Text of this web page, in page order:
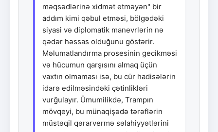
məqsədlərinə xidmət etməyən" bir
addım kimi qəbul etməsi, bölgədəki
siyasi və diplomatik manevrlərin nə
qədər həssas olduğunu göstərir.
Məlumatlandırma prosesinin gecikməsi
və hücumun qarşısını almaq üçün
vaxtın olmaması isə, bu cür hadisələrin
idarə edilməsindəki çətinlikləri
vurğulayır. Ümumilikdə, Trampın
mövqeyi, bu münaqişədə tərəflərin
müstəqil qərarvermə səlahiyyətlərini